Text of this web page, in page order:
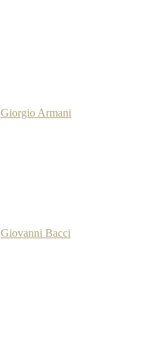
Giorgio Armani
Giovanni Bacci